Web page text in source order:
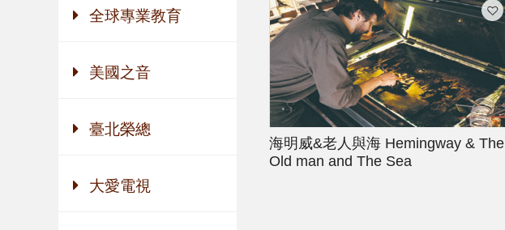
全球專業教育
美國之音
臺北榮總
大愛電視
海明威&老人與海 Hemingway & The
Old man and The Sea